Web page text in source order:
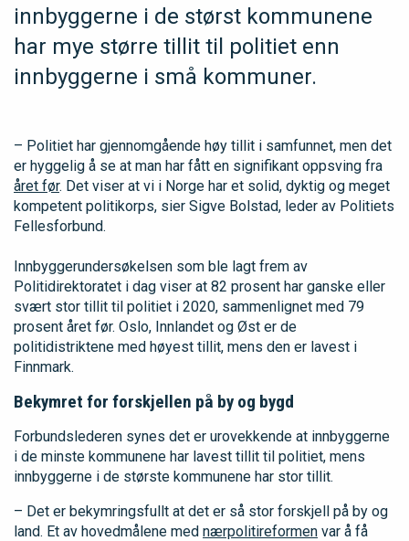
innbyggerne i de størst kommunene
har mye større tillit til politiet enn
innbyggerne i små kommuner.
– Politiet har gjennomgående høy tillit i samfunnet, men det
er hyggelig å se at man har fått en signifikant oppsving fra
året før. Det viser at vi i Norge har et solid, dyktig og meget
kompetent politikorps, sier Sigve Bolstad, leder av Politiets
Fellesforbund.
Innbyggerundersøkelsen som ble lagt frem av
Politidirektoratet i dag viser at 82 prosent har ganske eller
svært stor tillit til politiet i 2020, sammenlignet med 79
prosent året før. Oslo, Innlandet og Øst er de
politidistriktene med høyest tillit, mens den er lavest i
Finnmark.
Bekymret for forskjellen på by og bygd
Forbundslederen synes det er urovekkende at innbyggerne
i de minste kommunene har lavest tillit til politiet, mens
innbyggerne i de største kommunene har stor tillit.
– Det er bekymringsfullt at det er så stor forskjell på by og
land. Et av hovedmålene med nærpolitireformen var å få